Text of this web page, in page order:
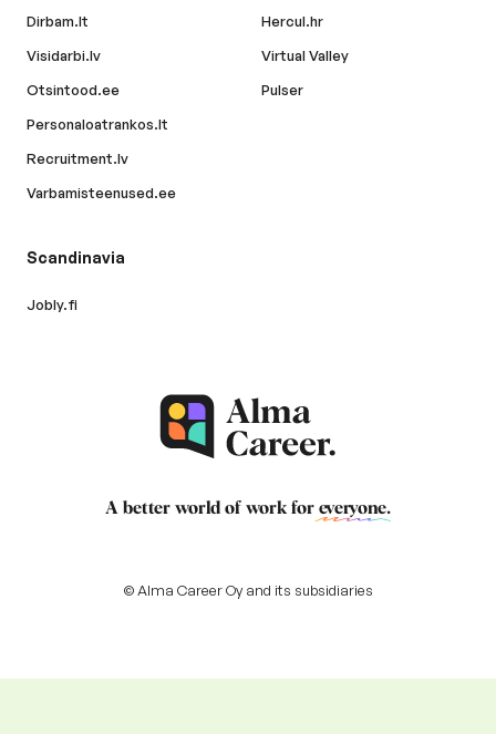
Dirbam.lt
Visidarbi.lv
Otsintood.ee
Personaloatrankos.lt
Recruitment.lv
Varbamisteenused.ee
Hercul.hr
Virtual Valley
Pulser
Scandinavia
Jobly.fi
A better world of work for everyone.
© Alma Career Oy and its subsidiaries